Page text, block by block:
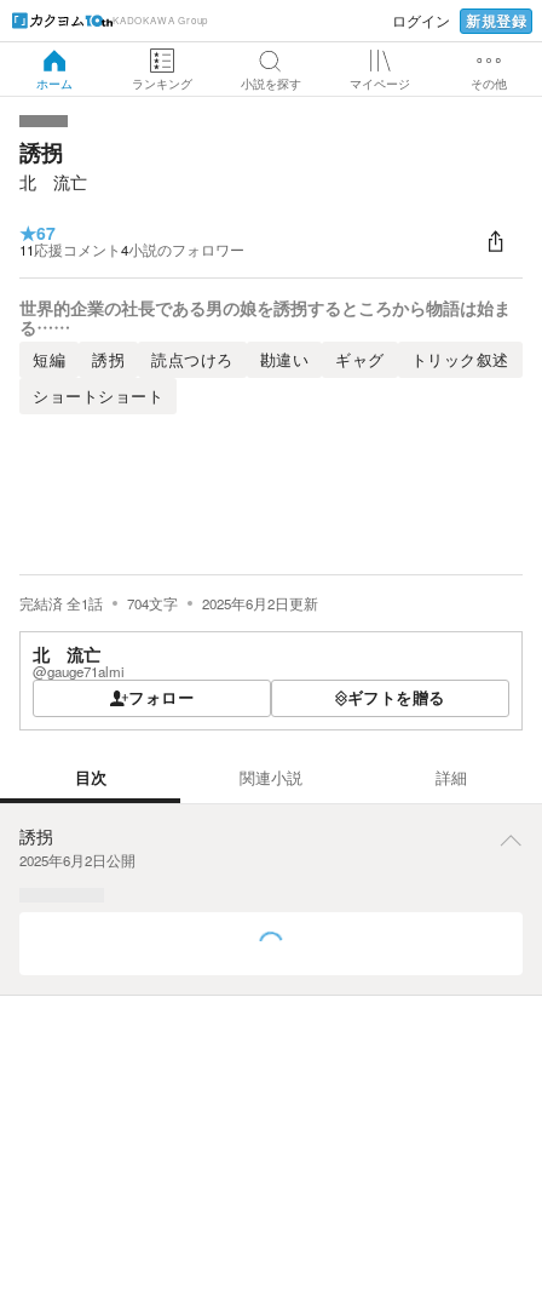
KADOKAWA Group ログイン 新規登録
ホーム ランキング 小説を探す マイページ その他
誘拐
北 流亡
★67
11応援コメント4小説のフォロワー
世界的企業の社長である男の娘を誘拐するところから物語は始ま
る……
短編 誘拐 読点つけろ 勘違い ギャグ
トリック叙述
ショートショート
完結済全1話 704文字 2025年6月2日更新
北 流亡
@gauge71almi
フォロー ギフトを贈る
目次 関連小説 詳細
誘拐
2025年6月2日公開